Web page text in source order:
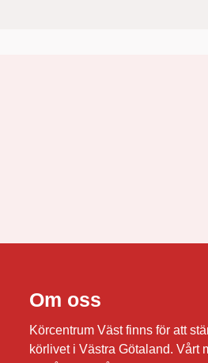
Om oss
Körcentrum Väst finns för att
körlivet i Västra Götaland. Vårt